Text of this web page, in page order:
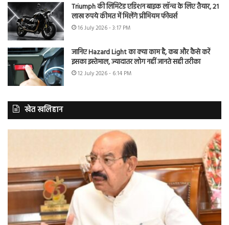
Triumph की लिमिटेड एडिशन बाइक लॉन्च के लिए तैयार, 21
लाख रुपये कीमत में मिलेंगे प्रीमियम फीचर्स
16 July 2026 - 3:17 PM
जानिए Hazard Light का क्या काम है, कब और कैसे करें
इसका इस्तेमाल, ज्यादातर लोग नहीं जानते सही तरीका
12 July 2026 - 6:14 PM
खेत खलिहान